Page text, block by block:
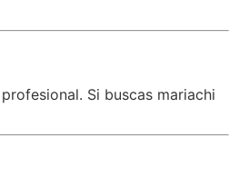
Si buscas mariachi